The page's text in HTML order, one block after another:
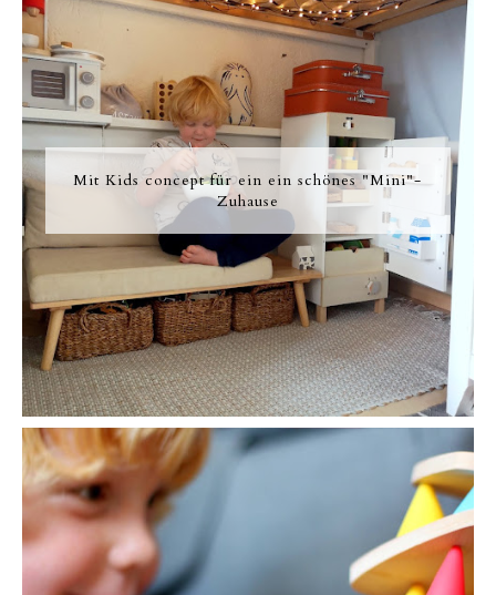
Mit Kids concept für ein ein schönes "Mini"-
Zuhause